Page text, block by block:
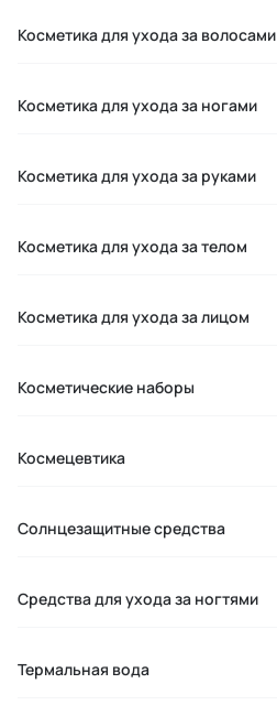
Косметика для ухода за волосами
Косметика для ухода за ногами
Косметика для ухода за руками
Косметика для ухода за телом
Косметика для ухода за лицом
Косметические наборы
Космецевтика
Солнцезащитные средства
Средства для ухода за ногтями
Термальная вода